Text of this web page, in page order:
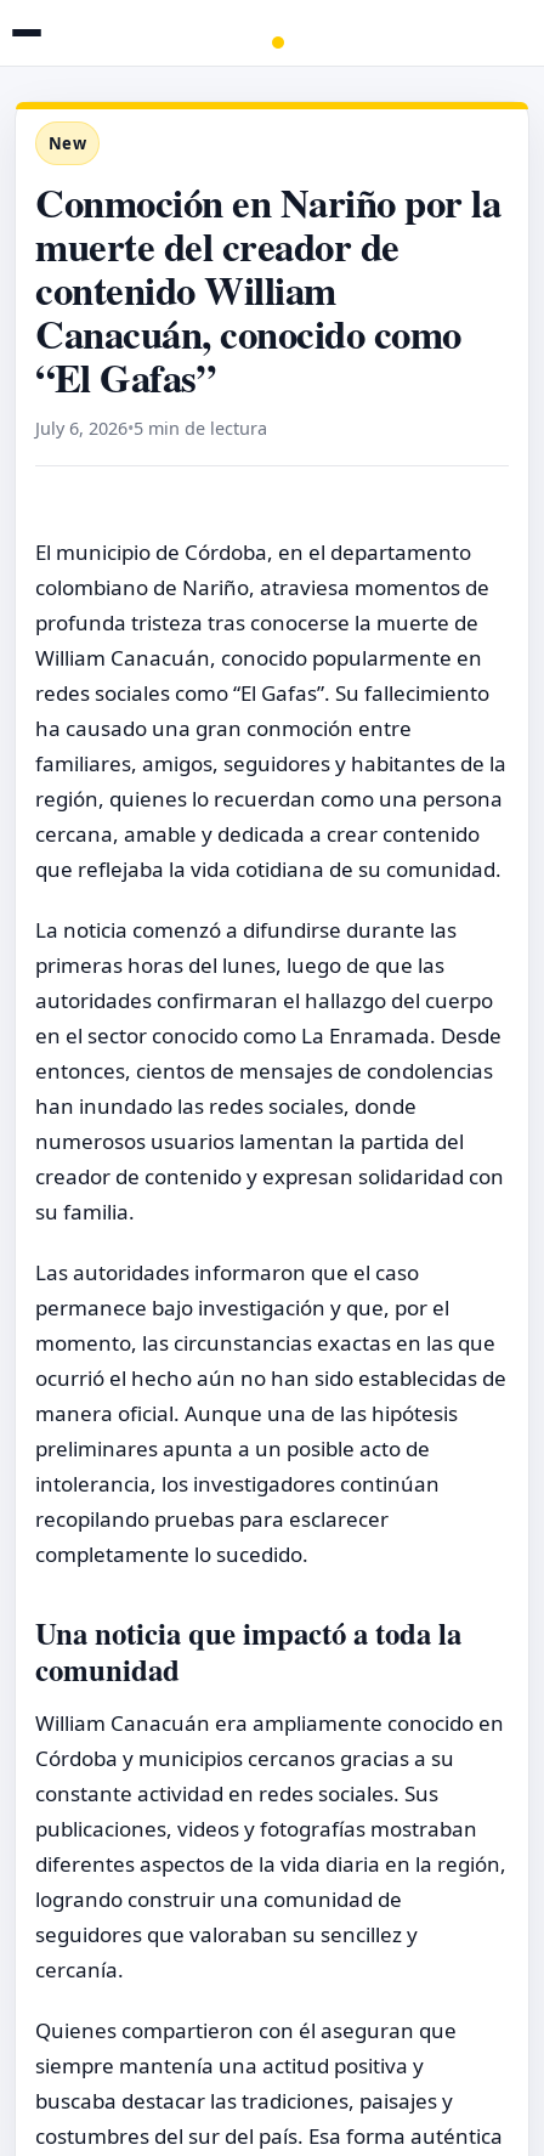
New
Conmoción en Nariño por la
muerte del creador de
contenido William
Canacuán, conocido como
“El Gafas”
July 6, 2026•5 min de lectura
El municipio de Córdoba, en el departamento
colombiano de Nariño, atraviesa momentos de
profunda tristeza tras conocerse la muerte de
William Canacuán, conocido popularmente en
redes sociales como “El Gafas”. Su fallecimiento
ha causado una gran conmoción entre
familiares, amigos, seguidores y habitantes de la
región, quienes lo recuerdan como una persona
cercana, amable y dedicada a crear contenido
que reflejaba la vida cotidiana de su comunidad.
La noticia comenzó a difundirse durante las
primeras horas del lunes, luego de que las
autoridades confirmaran el hallazgo del cuerpo
en el sector conocido como La Enramada. Desde
entonces, cientos de mensajes de condolencias
han inundado las redes sociales, donde
numerosos usuarios lamentan la partida del
creador de contenido y expresan solidaridad con
su familia.
Las autoridades informaron que el caso
permanece bajo investigación y que, por el
momento, las circunstancias exactas en las que
ocurrió el hecho aún no han sido establecidas de
manera oficial. Aunque una de las hipótesis
preliminares apunta a un posible acto de
intolerancia, los investigadores continúan
recopilando pruebas para esclarecer
completamente lo sucedido.
Una noticia que impactó a toda la
comunidad
William Canacuán era ampliamente conocido en
Córdoba y municipios cercanos gracias a su
constante actividad en redes sociales. Sus
publicaciones, videos y fotografías mostraban
diferentes aspectos de la vida diaria en la región,
logrando construir una comunidad de
seguidores que valoraban su sencillez y
cercanía.
Quienes compartieron con él aseguran que
siempre mantenía una actitud positiva y
buscaba destacar las tradiciones, paisajes y
costumbres del sur del país. Esa forma auténtica